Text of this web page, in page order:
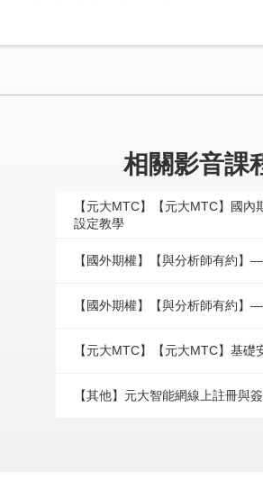
相關影音課
【元大MTC】【元大MTC】國內
設定教學
【國外期權】【與分析師有約】—
【國外期權】【與分析師有約】—
【元大MTC】【元大MTC】基礎
【其他】元大智能網線上註冊與